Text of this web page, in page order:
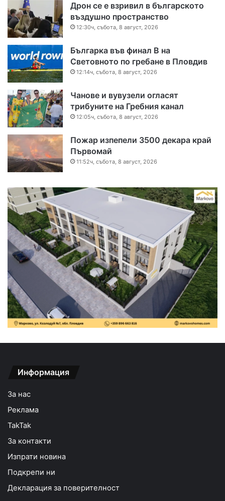
Дрон се е взривил в българското
въздушно пространство
12:30ч, събота, 8 август, 2026
Българка във финал B на
Световното по гребане в Пловдив
12:14ч, събота, 8 август, 2026
Чанове и вувузели огласят
трибуните на Гребния канал
12:05ч, събота, 8 август, 2026
Пожар изпепели 3500 декара край
Първомай
11:52ч, събота, 8 август, 2026
Информация
За нас
Реклама
TakTak
За контакти
Изпрати новина
Подкрепи ни
Декларация за поверителност